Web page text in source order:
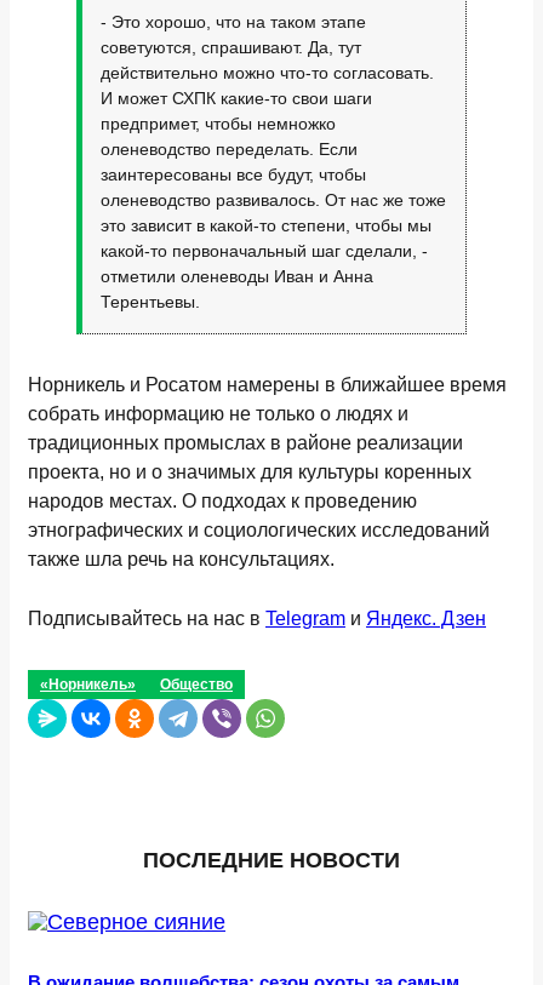
- Это хорошо, что на таком этапе
советуются, спрашивают. Да, тут
действительно можно что-то согласовать.
И может СХПК какие-то свои шаги
предпримет, чтобы немножко
оленеводство переделать. Если
заинтересованы все будут, чтобы
оленеводство развивалось. От нас же тоже
это зависит в какой-то степени, чтобы мы
какой-то первоначальный шаг сделали, -
отметили оленеводы Иван и Анна
Терентьевы.
Норникель и Росатом намерены в ближайшее время
собрать информацию не только о людях и
традиционных промыслах в районе реализации
проекта, но и о значимых для культуры коренных
народов местах. О подходах к проведению
этнографических и социологических исследований
также шла речь на консультациях.
Подписывайтесь на нас в Telegram и Яндекс. Дзен
«Норникель» Общество
ПОСЛЕДНИЕ НОВОСТИ